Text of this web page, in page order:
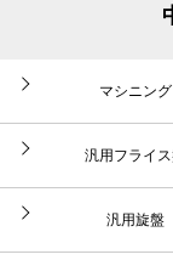
マシニング
汎用フライ
汎用旋盤